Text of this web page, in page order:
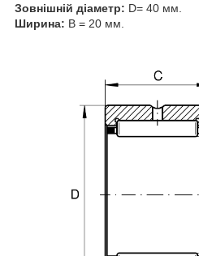
Зовнішній діаметр: D= 40 мм.
Ширина: B = 20 мм.